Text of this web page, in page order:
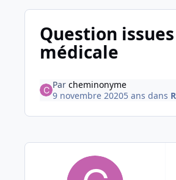
Question
médicale
Par cheminonyme
9 novembre 20205 ans dans